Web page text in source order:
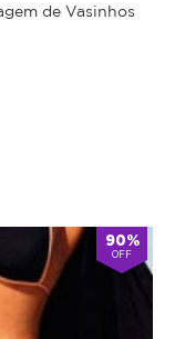
de Vasinhos
90%
OFF